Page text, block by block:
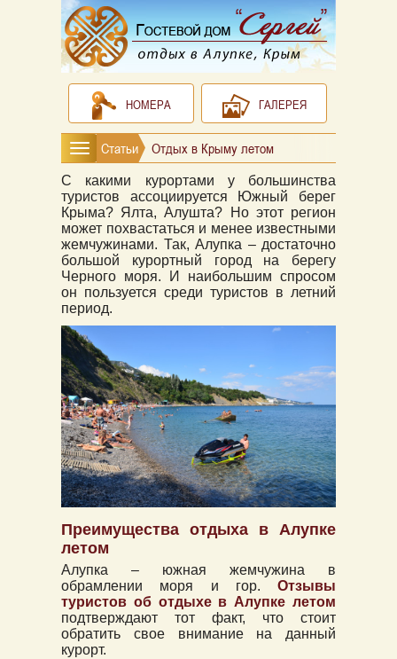
НОМЕРА ГАЛЕРЕЯ
Статьи Отдых в Крыму летом
С какими курортами у большинства
туристов ассоциируется Южный берег
Крыма? Ялта, Алушта? Но этот регион
может похвастаться и менее известными
жемчужинами. Так, Алупка – достаточно
большой курортный город на берегу
Черного моря. И наибольшим спросом
он пользуется среди туристов в летний
период.
Преимущества отдыха в Алупке
летом
Алупка – южная жемчужина в
обрамлении моря и гор. Отзывы
туристов об отдыхе в Алупке летом
подтверждают тот факт, что стоит
обратить свое внимание на данный
курорт.